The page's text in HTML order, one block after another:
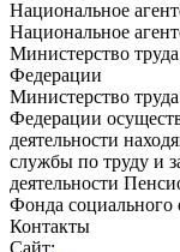
Национальное
Национальное
Министерство
Федерации
Министерство
Федерации
деятельности
службы по труду и
деятельности
Фонда социального
Контакты
Сайт: